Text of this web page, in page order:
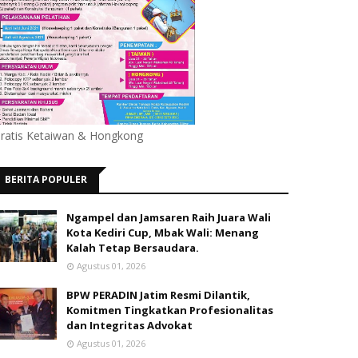
Ketaiwan & Hongkong
BERITA POPULER
Ngampel dan Jamsaren Raih Juara Wali
Kota Kediri Cup, Mbak Wali: Menang
Kalah Tetap Bersaudara.
Agustus 01, 2026
BPW PERADIN Jatim Resmi Dilantik,
Komitmen Tingkatkan Profesionalitas
dan Integritas Advokat
Agustus 01, 2026